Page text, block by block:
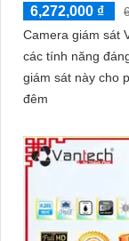
6,272,000 ₫
Camera giám sát
các tính năng đáng chú ý. Với độ phân
giám sát này cho
đêm